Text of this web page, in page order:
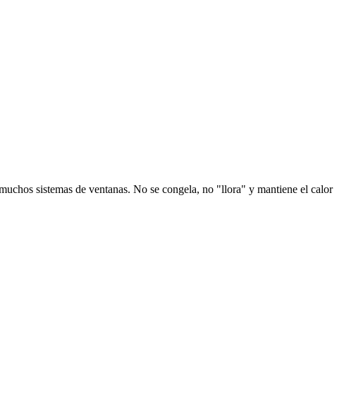
sistemas de ventanas. No se congela, no "llora" y mantiene el calor